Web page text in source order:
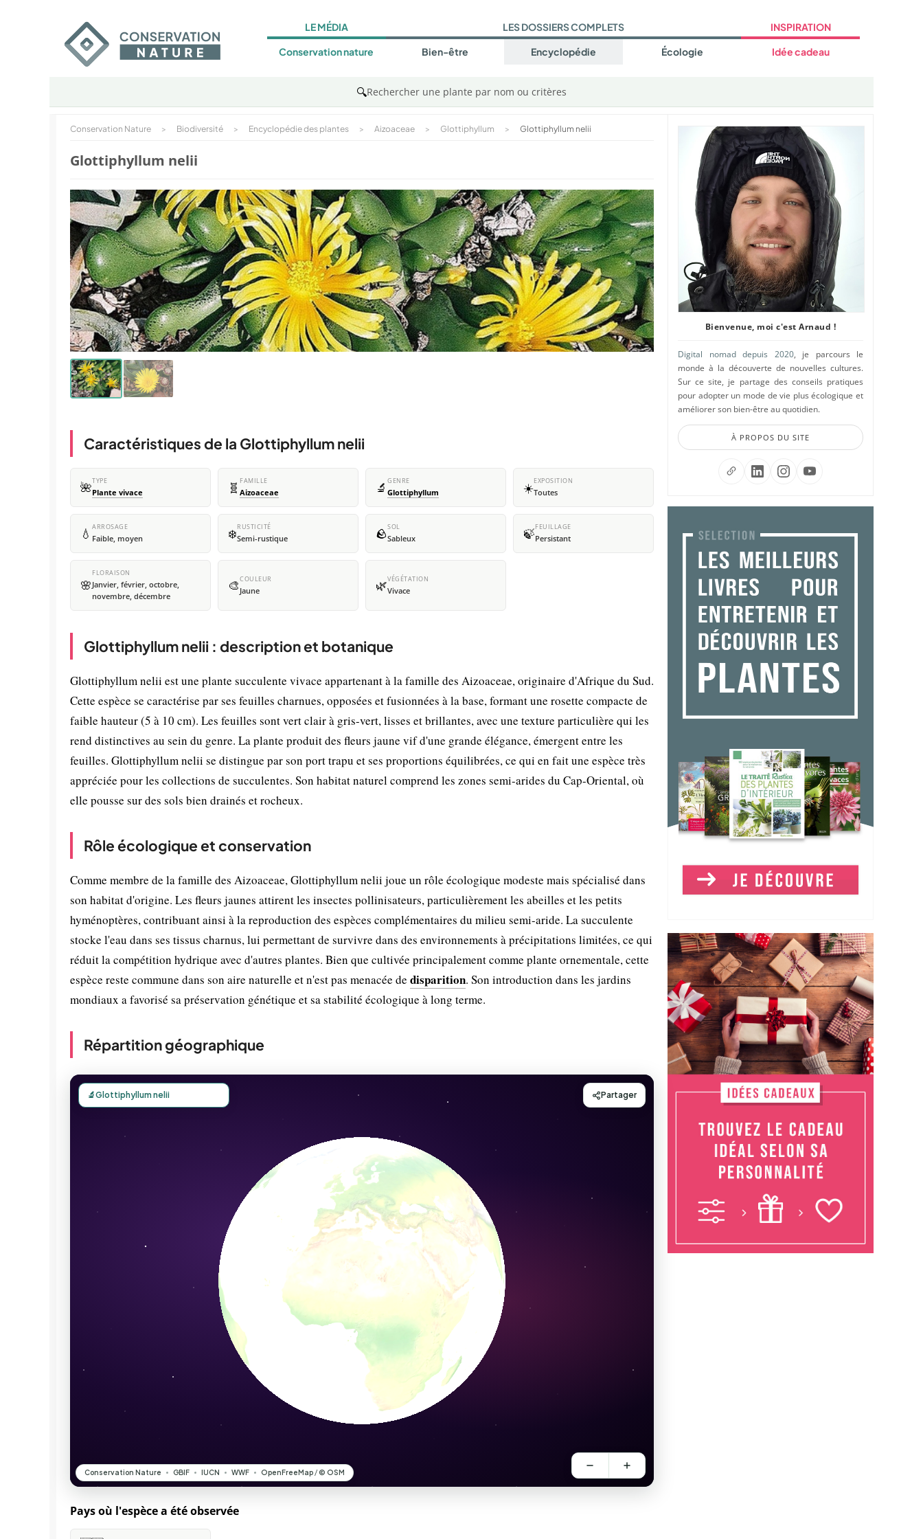
LE MÉDIA
Conservation nature
LES DOSSIERS COMPLETS
Bien-être Encyclopédie Écologie
INSPIRATION
Idée cadeau
🔍Rechercher une plante par nom ou critères
Conservation Nature > Biodiversité > Encyclopédie des plantes > Aizoaceae > Glottiphyllum > Glottiphyllum nelii
Glottiphyllum nelii
Caractéristiques de la Glottiphyllum nelii
🌺TYPE
Plante vivace 🧬 FAMILLE
Aizoaceae 🔬 GENRE
Glottiphyllum ☀️EXPOSITION
Toutes
💧 ARROSAGE
Faible, moyen ❄️RUSTICITÉ
Semi-rustique 🪨SOL
Sableux 🍃FEUILLAGE
Persistant
🌸
FLORAISON
Janvier, février, octobre,
novembre, décembre
🎨COULEUR
Jaune 🌿VÉGÉTATION
Vivace
Glottiphyllum nelii : description et botanique
Glottiphyllum nelii est une plante succulente vivace appartenant à la famille des Aizoaceae, originaire d'Afrique du Sud.
Cette espèce se caractérise par ses feuilles charnues, opposées et fusionnées à la base, formant une rosette compacte de
faible hauteur (5 à 10 cm). Les feuilles sont vert clair à gris-vert, lisses et brillantes, avec une texture particulière qui les
rend distinctives au sein du genre. La plante produit des fleurs jaune vif d'une grande élégance, émergent entre les
feuilles. Glottiphyllum nelii se distingue par son port trapu et ses proportions équilibrées, ce qui en fait une espèce très
appréciée pour les collections de succulentes. Son habitat naturel comprend les zones semi-arides du Cap-Oriental, où
elle pousse sur des sols bien drainés et rocheux.
Rôle écologique et conservation
Comme membre de la famille des Aizoaceae, Glottiphyllum nelii joue un rôle écologique modeste mais spécialisé dans
son habitat d'origine. Les fleurs jaunes attirent les insectes pollinisateurs, particulièrement les abeilles et les petits
hyménoptères, contribuant ainsi à la reproduction des espèces complémentaires du milieu semi-aride. La succulente
stocke l'eau dans ses tissus charnus, lui permettant de survivre dans des environnements à précipitations limitées, ce qui
réduit la compétition hydrique avec d'autres plantes. Bien que cultivée principalement comme plante ornementale, cette
espèce reste commune dans son aire naturelle et n'est pas menacée de disparition. Son introduction dans les jardins
mondiaux a favorisé sa préservation génétique et sa stabilité écologique à long terme.
Répartition géographique
Pays où l'espèce a été observée
Bienvenue, moi c'est Arnaud !
Digital nomad depuis 2020, je parcours le
monde à la découverte de nouvelles cultures.
Sur ce site, je partage des conseils pratiques
pour adopter un mode de vie plus écologique et
améliorer son bien-être au quotidien.
À PROPOS DU SITE